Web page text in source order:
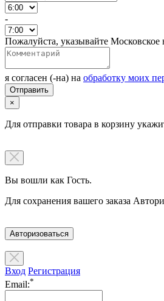
-
Пожалуйста, указывайте Московское
я согласен (-на) на обработку моих
×
Для отправки товара в корзину
Вы вошли как Гость.
Для сохранения вашего заказа
Авторизоваться
Вход Регистрация
Email:*